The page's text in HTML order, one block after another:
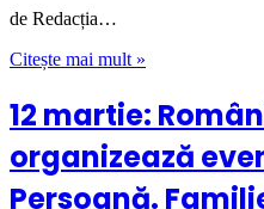
de Redacția…
Citește mai mult »
12 martie:
organizează
Persoană.